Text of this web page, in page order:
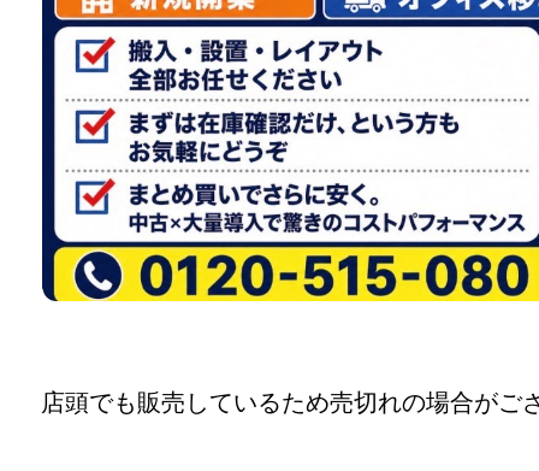
店頭でも販売しているため売切れの場合がご